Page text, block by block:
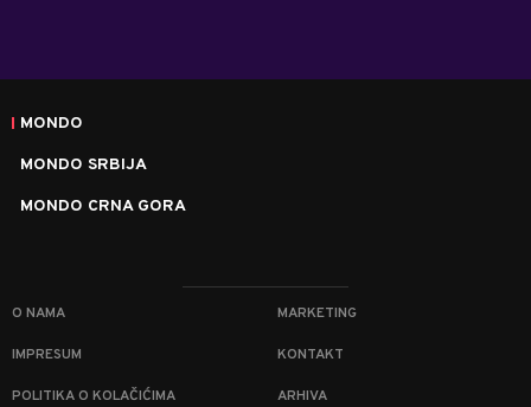
MONDO
MONDO SRBIJA
MONDO CRNA GORA
O NAMA MARKETING
IMPRESUM KONTAKT
POLITIKA O KOLAČIĆIMA ARHIVA